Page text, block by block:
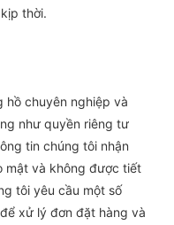
thời.
hồ chuyên nghiệp và
như quyền riêng tư
tin chúng tôi nhận
mật và không được tiết
tôi yêu cầu một số
xử lý đơn đặt hàng và